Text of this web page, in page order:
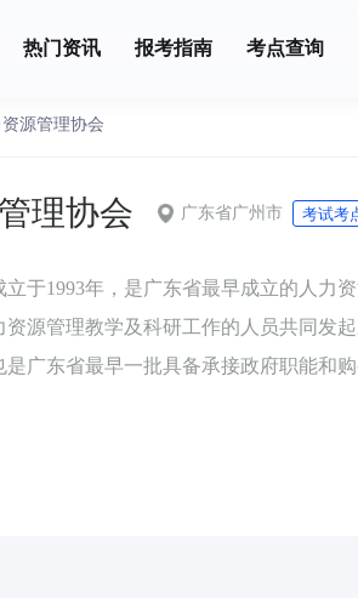
热门资讯 报考指南 考点查询
源管理协会
理协会 广东省广州市 考试考
于1993年，是广东省最早成立的人力
源管理教学及科研工作的人员共同发
广东省最早一批具备承接政府职能和
训和鉴定工作。